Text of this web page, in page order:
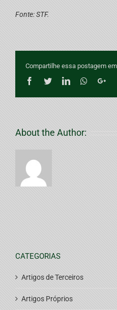
Fonte: STF.
Compartilhe essa postagem
Facebook
TwitterLinkedInWhatsapp
About the Author:
CATEGORIAS
Artigos de Terceiros
Artigos Próprios